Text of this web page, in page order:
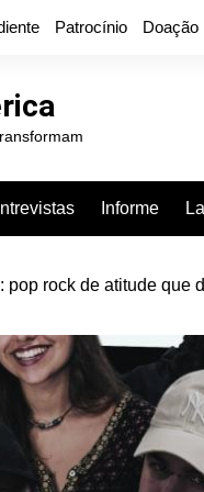
Patrocínio Doação
Informe
pop rock de atitude que